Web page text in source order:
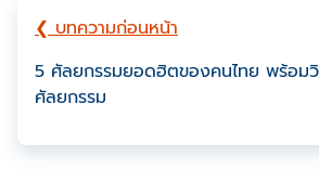
❮ บทความก่อนหน้า
5 ศัลยกรรมยอดฮิตของคนไทย พร้อม
ศัลยกรรม